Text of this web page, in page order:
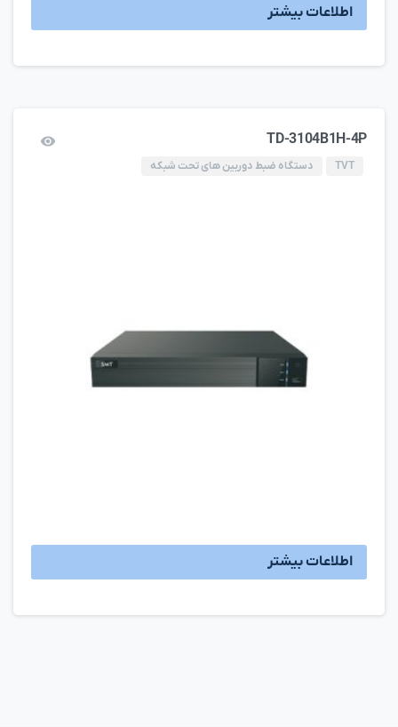
اطلاعات بیشتر
TD-3104B1H-4P
TVT دستگاه ضبط دوربین های تحت شبکه
اطلاعات بیشتر